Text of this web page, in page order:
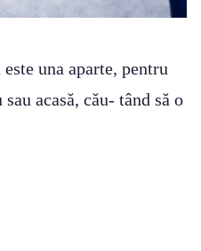
una aparte, pentru
acasă, cău- tând să o